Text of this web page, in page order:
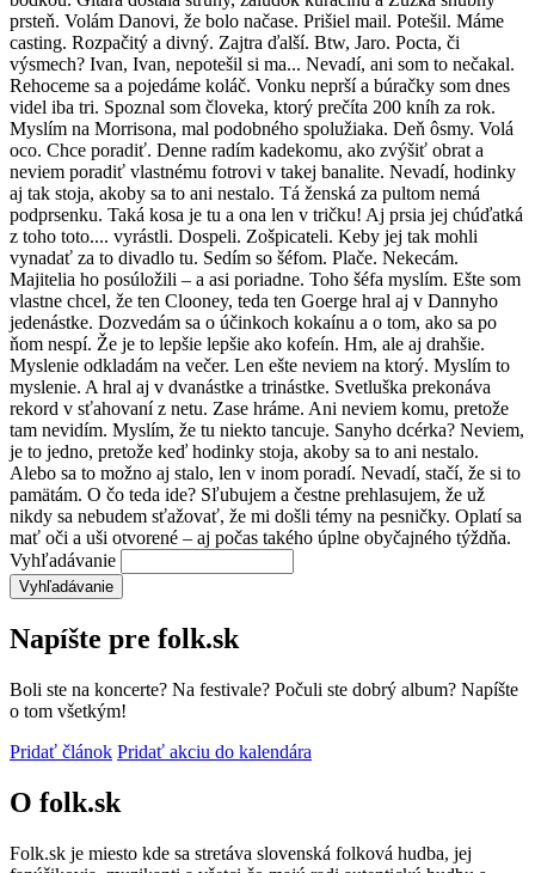
prsteň. Volám Danovi, že bolo načase. Prišiel mail. Potešil. Máme
casting. Rozpačitý a divný. Zajtra ďalší. Btw, Jaro. Pocta, či
výsmech? Ivan, Ivan, nepotešil si ma... Nevadí, ani som to nečakal.
Rehoceme sa a pojedáme koláč. Vonku neprší a búračky som dnes
videl iba tri. Spoznal som človeka, ktorý prečíta 200 kníh za rok.
Myslím na Morrisona, mal podobného spolužiaka. Deň ôsmy. Volá
oco. Chce poradiť. Denne radím kadekomu, ako zvýšiť obrat a
neviem poradiť vlastnému fotrovi v takej banalite. Nevadí, hodinky
aj tak stoja, akoby sa to ani nestalo. Tá ženská za pultom nemá
podprsenku. Taká kosa je tu a ona len v tričku! Aj prsia jej chúďatká
z toho toto.... vyrástli. Dospeli. Zošpicateli. Keby jej tak mohli
vynadať za to divadlo tu. Sedím so šéfom. Plače. Nekecám.
Majitelia ho posúložili – a asi poriadne. Toho šéfa myslím. Ešte som
vlastne chcel, že ten Clooney, teda ten Goerge hral aj v Dannyho
jedenástke. Dozvedám sa o účinkoch kokaínu a o tom, ako sa po
ňom nespí. Že je to lepšie lepšie ako kofeín. Hm, ale aj drahšie.
Myslenie odkladám na večer. Len ešte neviem na ktorý. Myslím to
myslenie. A hral aj v dvanástke a trinástke. Svetluška prekonáva
rekord v sťahovaní z netu. Zase hráme. Ani neviem komu, pretože
tam nevidím. Myslím, že tu niekto tancuje. Sanyho dcérka? Neviem,
je to jedno, pretože keď hodinky stoja, akoby sa to ani nestalo.
Alebo sa to možno aj stalo, len v inom poradí. Nevadí, stačí, že si to
pamätám. O čo teda ide? Sľubujem a čestne prehlasujem, že už
nikdy sa nebudem sťažovať, že mi došli témy na pesničky. Oplatí sa
mať oči a uši otvorené – aj počas takého úplne obyčajného týždňa.
Vyhľadávanie
Napíšte pre folk.sk
Boli ste na koncerte? Na festivale? Počuli ste dobrý album? Napíšte
o tom všetkým!
Pridať článok Pridať akciu do kalendára
O folk.sk
Folk.sk je miesto kde sa stretáva slovenská folková hudba, jej